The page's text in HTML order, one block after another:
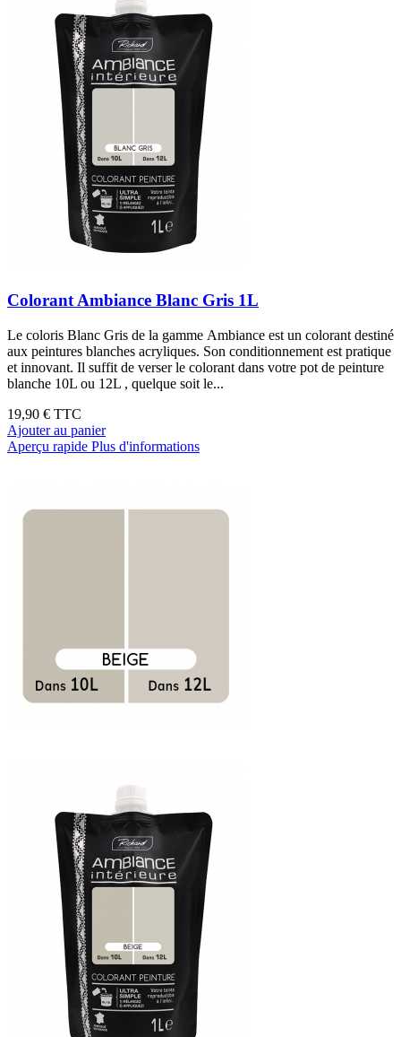
Colorant Ambiance Blanc Gris 1L
Le coloris Blanc Gris de la gamme Ambiance est un colorant destiné
aux peintures blanches acryliques. Son conditionnement est pratique
et innovant. Il suffit de verser le colorant dans votre pot de peinture
blanche 10L ou 12L , quelque soit le...
19,90 € TTC
Ajouter au panier
Aperçu rapide Plus d'informations